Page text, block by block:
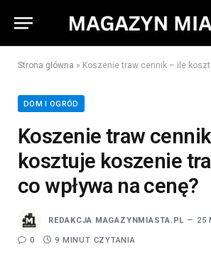
Strona główna » Koszenie traw cennik – ile kosztuje koszenie
DOM I OGRÓD
Koszenie traw
kosztuje koszenie
co wpływa na cenę?
REDAKCJA MAGAZYNMIASTA.PL 25
0 9 MINUT CZYTANIA